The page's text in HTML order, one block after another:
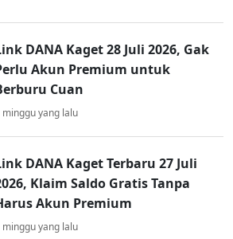
DANA Kaget 28 Juli 2026, Gak
Akun Premium untuk
Cuan
minggu yang lalu
DANA Kaget Terbaru 27 Juli
Klaim Saldo Gratis Tanpa
Akun Premium
minggu yang lalu